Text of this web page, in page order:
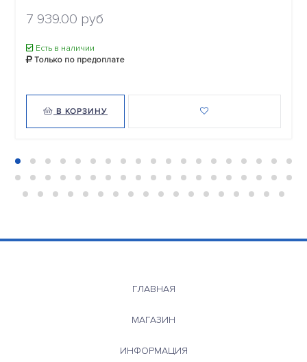
7 939.00 руб
Есть в наличии
Только по предоплате
В КОРЗИНУ
ГЛАВНАЯ
МАГАЗИН
ИНФОРМАЦИЯ